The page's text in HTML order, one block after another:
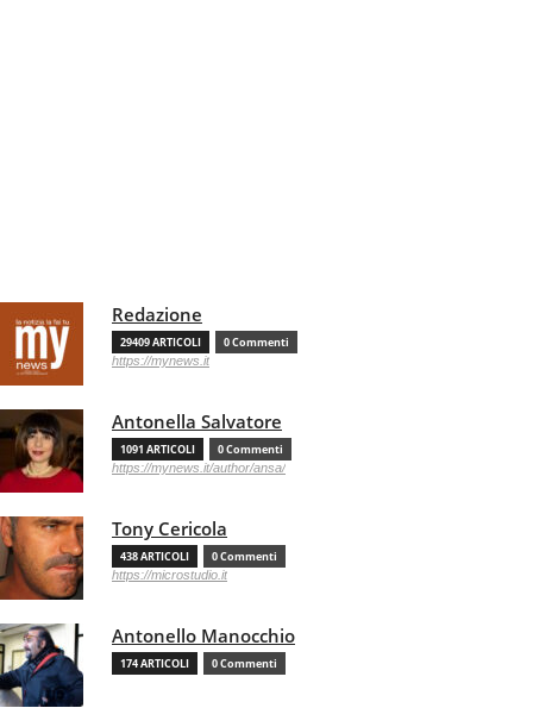
Redazione
29409 ARTICOLI 0 Commenti
https://mynews.it
Antonella Salvatore
1091 ARTICOLI 0 Commenti
https://mynews.it/author/ansa/
Tony Cericola
438 ARTICOLI 0 Commenti
https://microstudio.it
Antonello Manocchio
174 ARTICOLI 0 Commenti